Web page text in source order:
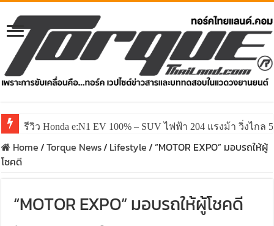
รีวิว Honda e:N1 EV 100% – SUV ไฟฟ้า 204 แรงม้า วิ่งไกล
Home/Torque News/ Lifestyle/“MOTOR EXPO” มอบรถให้ผู้
โชคดี
“MOTOR EXPO” มอบรถให้ผู้โชคดี